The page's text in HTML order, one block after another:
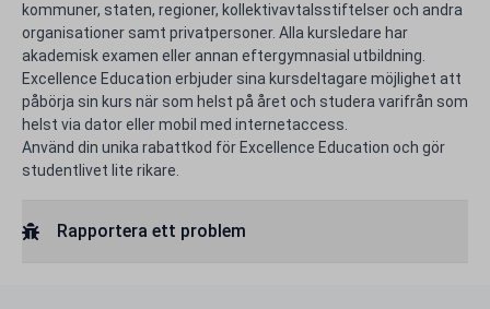
kommuner, staten, regioner, kollektivavtalsstiftelser och andra
organisationer samt privatpersoner. Alla kursledare har
akademisk examen eller annan eftergymnasial utbildning.
Excellence Education erbjuder sina kursdeltagare möjlighet att
påbörja sin kurs när som helst på året och studera varifrån som
helst via dator eller mobil med internetaccess.
Använd din unika rabattkod för Excellence Education och gör
studentlivet lite rikare.
Rapportera ett problem